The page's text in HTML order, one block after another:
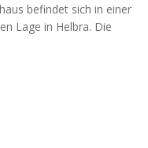
befindet sich in einer
Lage in Helbra. Die